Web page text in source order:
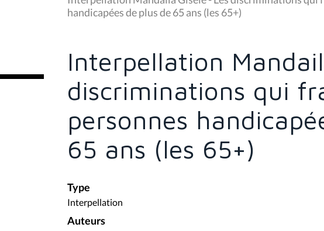
s
ê
:
handicapées de plus de 65 ans (les 65+)
Interpellation
discriminations qui
personnes
65 ans (les 65+)
Type
Interpellation
Auteurs